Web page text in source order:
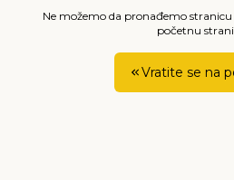
Ne možemo da pronađemo
početnu
Vratite se na